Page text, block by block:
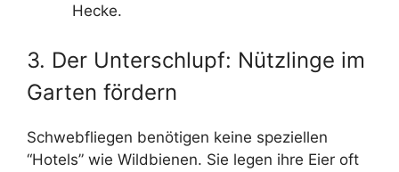
Hecke.
3. Der Unterschlupf: Nützlinge im
Garten fördern
Schwebfliegen benötigen keine speziellen
“Hotels” wie Wildbienen. Sie legen ihre Eier oft